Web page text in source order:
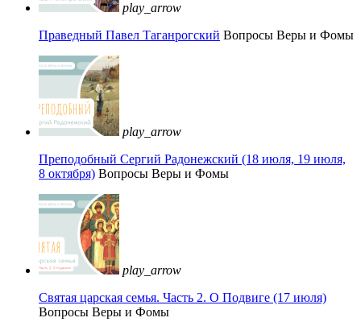
play_arrow
Праведный Павел Таганрогский Вопросы Веры и Фомы
play_arrow
Преподобный Сергий Радонежский (18 июля, 19 июля,
8 октября) Вопросы Веры и Фомы
play_arrow
Святая царская семья. Часть 2. О Подвиге (17 июля)
Вопросы Веры и Фомы